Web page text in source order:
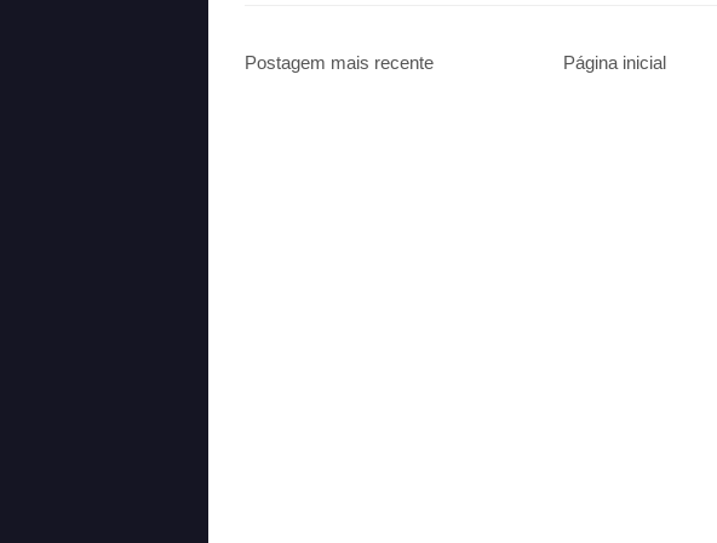
Postagem mais recente Página inicial